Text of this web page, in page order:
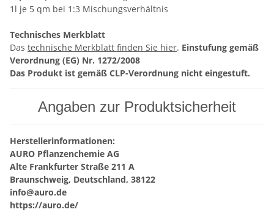
1l je 5 qm bei 1:3 Mischungsverhältnis
Technisches Merkblatt
Das technische Merkblatt finden Sie hier. Einstufung gemäß
Verordnung (EG) Nr. 1272/2008
Das Produkt ist gemäß CLP-Verordnung nicht eingestuft.
Angaben zur Produktsicherheit
Herstellerinformationen:
AURO Pflanzenchemie AG
Alte Frankfurter Straße 211 A
Braunschweig, Deutschland, 38122
info@auro.de
https://auro.de/